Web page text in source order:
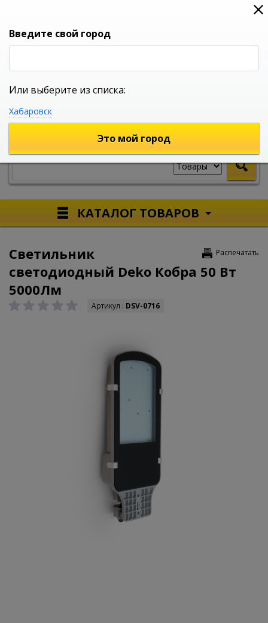
0
УНИВЕРСАЛЬНЫЙ ИНТЕРНЕТ МАГАЗИН
КАТАЛОГ ТОВАРОВ
Распечатать
Светильник
светодиодный Deko Кобра 50 Вт
5000Лм
Артикул : DSV-0716
Введите свой город
Или выберите из списка:
Хабаровск
Это мой город